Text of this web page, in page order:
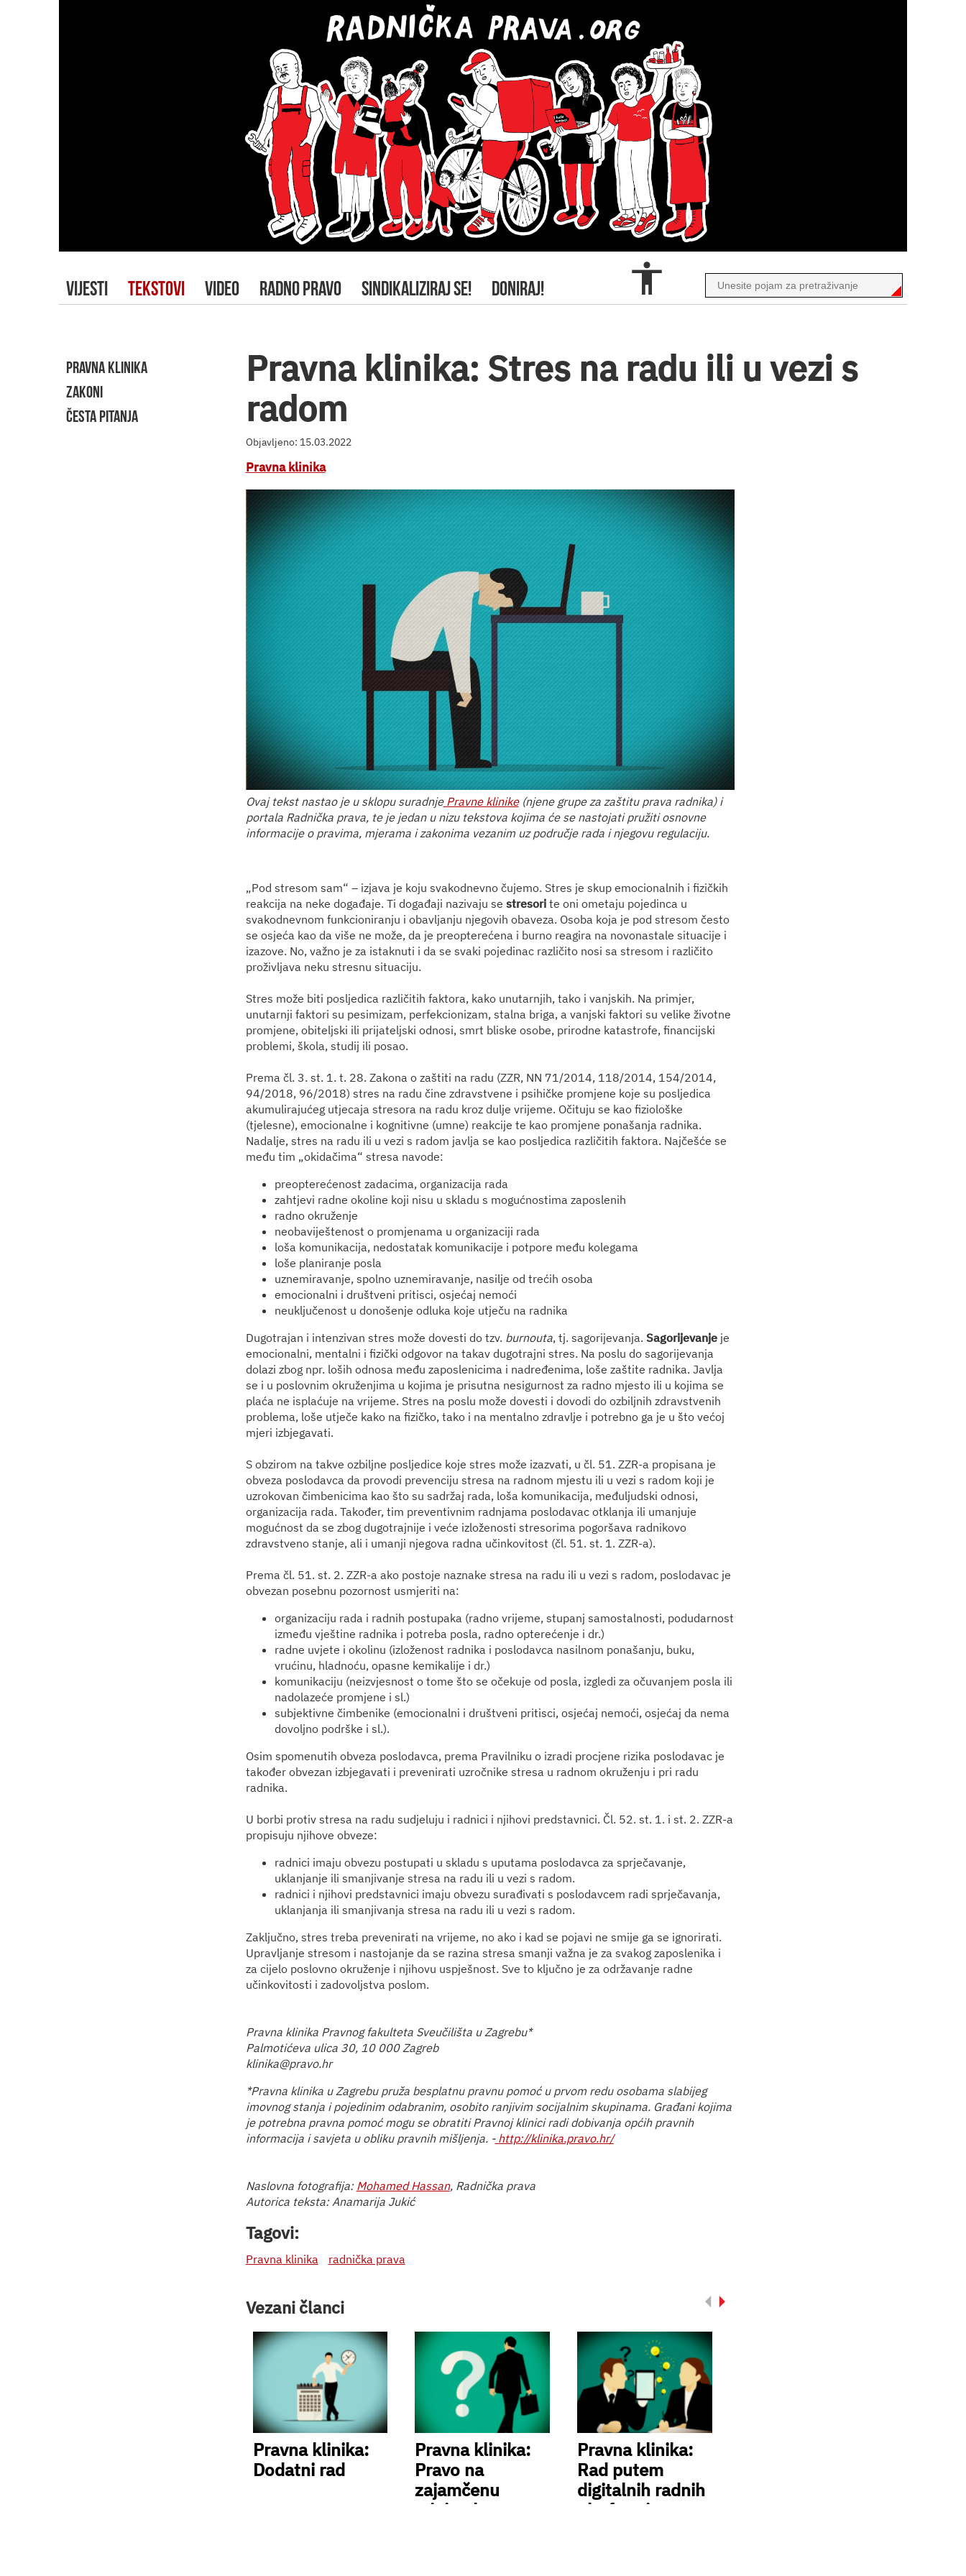
VIJESTI TEKSTOVI VIDEO RADNO PRAVO SINDIKALIZIRAJ SE! DONIRAJ!
PRAVNA KLINIKA
ZAKONI
ČESTA PITANJA
Pravna klinika: Stres na radu ili u vezi s
radom
Objavljeno: 15.03.2022
Pravna klinika
Ovaj tekst nastao je u sklopu suradnjePravne klinike(njene grupe za zaštitu prava radnika) i
portala Radnička prava, te je jedan u nizu tekstova kojima će se nastojati pružiti osnovne
informacije o pravima, mjerama i zakonima vezanim uz područje rada i njegovu regulaciju.
„Pod stresom sam“ – izjava je koju svakodnevno čujemo. Stres je skup emocionalnih i fizičkih
reakcija na neke događaje. Ti događaji nazivaju se stresorite oni ometaju pojedinca u
svakodnevnom funkcioniranju i obavljanju njegovih obaveza. Osoba koja je pod stresom često
se osjeća kao da više ne može, da je preopterećena i burno reagira na novonastale situacije i
izazove. No, važno je za istaknuti i da se svaki pojedinac različito nosi sa stresom i različito
proživljava neku stresnu situaciju.
Stres može biti posljedica različitih faktora, kako unutarnjih, tako i vanjskih. Na primjer,
unutarnji faktori su pesimizam, perfekcionizam, stalna briga, a vanjski faktori su velike životne
promjene, obiteljski ili prijateljski odnosi, smrt bliske osobe, prirodne katastrofe, financijski
problemi, škola, studij ili posao.
Prema čl. 3. st. 1. t. 28. Zakona o zaštiti na radu (ZZR, NN 71/2014, 118/2014, 154/2014,
94/2018, 96/2018) stres na radu čine zdravstvene i psihičke promjene koje su posljedica
akumulirajućeg utjecaja stresora na radu kroz dulje vrijeme. Očituju se kao fiziološke
(tjelesne), emocionalne i kognitivne (umne) reakcije te kao promjene ponašanja radnika.
Nadalje, stres na radu ili u vezi s radom javlja se kao posljedica različitih faktora. Najčešće se
među tim „okidačima“ stresa navode:
preopterećenost zadacima, organizacija rada
zahtjevi radne okoline koji nisu u skladu s mogućnostima zaposlenih
radno okruženje
neobaviještenost o promjenama u organizaciji rada
loša komunikacija, nedostatak komunikacije i potpore među kolegama
loše planiranje posla
uznemiravanje, spolno uznemiravanje, nasilje od trećih osoba
emocionalni i društveni pritisci, osjećaj nemoći
neuključenost u donošenje odluka koje utječu na radnika
Dugotrajan i intenzivan stres može dovesti do tzv. burnouta, tj. sagorijevanja. Sagorijevanjeje
emocionalni, mentalni i fizički odgovor na takav dugotrajni stres. Na poslu do sagorijevanja
dolazi zbog npr. loših odnosa među zaposlenicima i nadređenima, loše zaštite radnika. Javlja
se i u poslovnim okruženjima u kojima je prisutna nesigurnost za radno mjesto ili u kojima se
plaća ne isplaćuje na vrijeme. Stres na poslu može dovesti i dovodi do ozbiljnih zdravstvenih
problema, loše utječe kako na fizičko, tako i na mentalno zdravlje i potrebno ga je u što većoj
mjeri izbjegavati.
S obzirom na takve ozbiljne posljedice koje stres može izazvati, u čl. 51. ZZR-a propisana je
obveza poslodavca da provodi prevenciju stresa na radnom mjestu ili u vezi s radom koji je
uzrokovan čimbenicima kao što su sadržaj rada, loša komunikacija, međuljudski odnosi,
organizacija rada. Također, tim preventivnim radnjama poslodavac otklanja ili umanjuje
mogućnost da se zbog dugotrajnije i veće izloženosti stresorima pogoršava radnikovo
zdravstveno stanje, ali i umanji njegova radna učinkovitost (čl. 51. st. 1. ZZR-a).
Prema čl. 51. st. 2. ZZR-a ako postoje naznake stresa na radu ili u vezi s radom, poslodavac je
obvezan posebnu pozornost usmjeriti na:
organizaciju rada i radnih postupaka (radno vrijeme, stupanj samostalnosti, podudarnost
između vještine radnika i potreba posla, radno opterećenje i dr.)
radne uvjete i okolinu (izloženost radnika i poslodavca nasilnom ponašanju, buku,
vrućinu, hladnoću, opasne kemikalije i dr.)
komunikaciju (neizvjesnost o tome što se očekuje od posla, izgledi za očuvanjem posla ili
nadolazeće promjene i sl.)
subjektivne čimbenike (emocionalni i društveni pritisci, osjećaj nemoći, osjećaj da nema
dovoljno podrške i sl.).
Osim spomenutih obveza poslodavca, prema Pravilniku o izradi procjene rizika poslodavac je
također obvezan izbjegavati i prevenirati uzročnike stresa u radnom okruženju i pri radu
radnika.
U borbi protiv stresa na radu sudjeluju i radnici i njihovi predstavnici. Čl. 52. st. 1. i st. 2. ZZR-a
propisuju njihove obveze:
radnici imaju obvezu postupati u skladu s uputama poslodavca za sprječavanje,
uklanjanje ili smanjivanje stresa na radu ili u vezi s radom.
radnici i njihovi predstavnici imaju obvezu surađivati s poslodavcem radi sprječavanja,
uklanjanja ili smanjivanja stresa na radu ili u vezi s radom.
Zaključno, stres treba prevenirati na vrijeme, no ako i kad se pojavi ne smije ga se ignorirati.
Upravljanje stresom i nastojanje da se razina stresa smanji važna je za svakog zaposlenika i
za cijelo poslovno okruženje i njihovu uspješnost. Sve to ključno je za održavanje radne
učinkovitosti i zadovoljstva poslom.
Pravna klinika Pravnog fakulteta Sveučilišta u Zagrebu*
Palmotićeva ulica 30, 10 000 Zagreb
klinika@pravo.hr
*Pravna klinika u Zagrebu pruža besplatnu pravnu pomoć u prvom redu osobama slabijeg
imovnog stanja i pojedinim odabranim, osobito ranjivim socijalnim skupinama. Građani kojima
je potrebna pravna pomoć mogu se obratiti Pravnoj klinici radi dobivanja općih pravnih
informacija i savjeta u obliku pravnih mišljenja. -http://klinika.pravo.hr/
Naslovna fotografija: Mohamed Hassan, Radnička prava
Autorica teksta: Anamarija Jukić
Tagovi:
Pravna klinika radnička prava
Vezani članci
Pravna klinika:
Dodatni rad
Pravna klinika:
Pravo na
zajamčenu
minimalnu
Pravna klinika:
Rad putem
digitalnih radnih
platformi